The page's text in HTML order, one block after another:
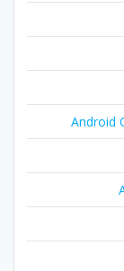
Android